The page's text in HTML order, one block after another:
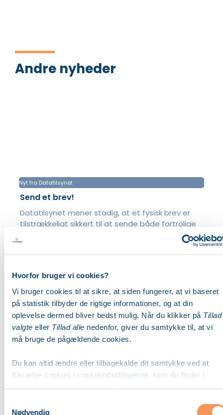
Hvorfor bruger vi cookies?
Vi bruger cookies til at sikre, at siden fungerer, at vi baseret
på statistik tilbyder de rigtige informationer, og at din
oplevelse dermed bliver bedst mulig. Når du klikker på Tillad
valgte eller Tillad alle nedenfor, giver du samtykke til, at vi
må bruge de pågældende cookies.
Du kan altid ændre eller tilbagekalde dit samtykke ved at
fravælge cookies i cookieindstillingerne, som du finder i
nederste venstre hjørne her på siden. Du kan også blokere
Nødvendig
Andre nyheder
Nyt fra Datatilsynet
Send et brev!
Datatilsynet mener stadig, at et fysisk brev er
tilstrækkeligt sikkert til at sende både fortrolige
og følsomme personoplysninger, selvom det dog
Læs Mere
Nyt fra Datatilsynet
På baggrund af en koordineret undersøgelse,